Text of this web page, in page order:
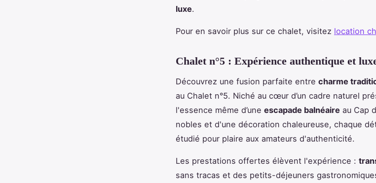
luxe.
Pour en savoir plus sur ce chalet, visitez location
Chalet n°5 : Expérience authentique et
Découvrez une fusion parfaite entre charme
au Chalet n°5. Niché au cœur d’un cadre naturel
l'essence même d’une escapade balnéaire au Cap
nobles et d'une décoration chaleureuse, chaque
étudié pour plaire aux amateurs d'authenticité.
Les prestations offertes élèvent l'expérience :
sans tracas et des petits-déjeuners